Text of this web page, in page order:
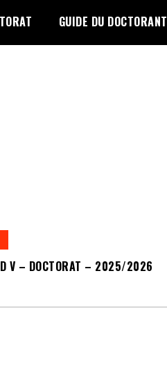
GUIDE DU DOCTORANT
V – DOCTORAT – 2025/2026